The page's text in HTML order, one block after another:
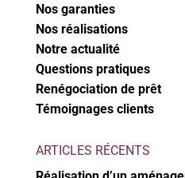
Nos garanties
Nos réalisations
Notre actualité
Questions pratiques
Renégociation de prêt
Témoignages clients
ARTICLES RÉCENTS